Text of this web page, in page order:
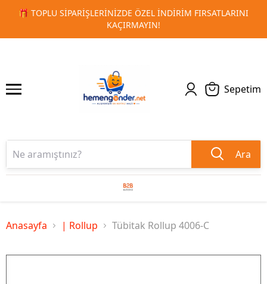
🚀 KURUMSAL PROMOSYON VE MATBAA
TESLIMAT!
1 2
Sepetim
Ara
Anasayfa | Rollup Tübitak Rollup 4006-C